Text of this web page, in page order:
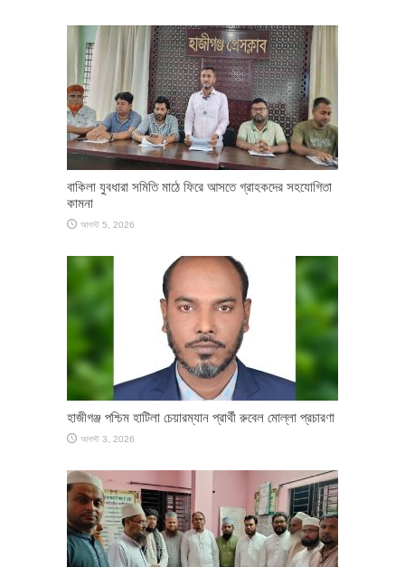
বাকিলা যুবধারা সমিতি মাঠে ফিরে আসতে গ্রাহকদের সহযোগিতা
কামনা
আগস্ট 5, 2026
হাজীগঞ্জ পশ্চিম হাটিলা চেয়ারম্যান প্রার্থী রুবেল মোল্লা প্রচারণা
আগস্ট 3, 2026